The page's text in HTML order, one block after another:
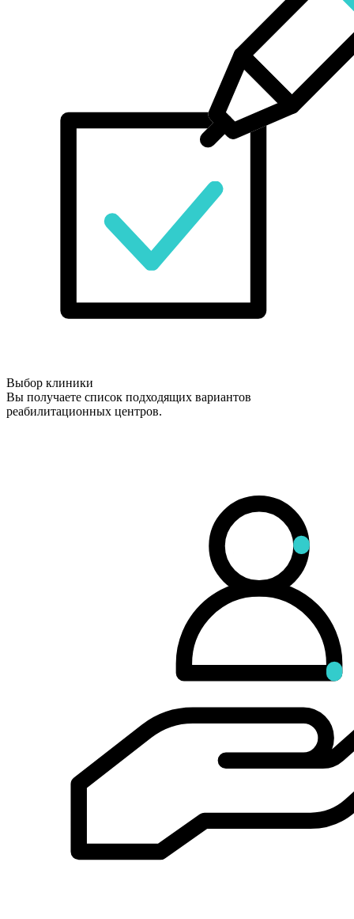
Выбор клиники
Вы получаете список подходящих вариантов
реабилитационных центров.